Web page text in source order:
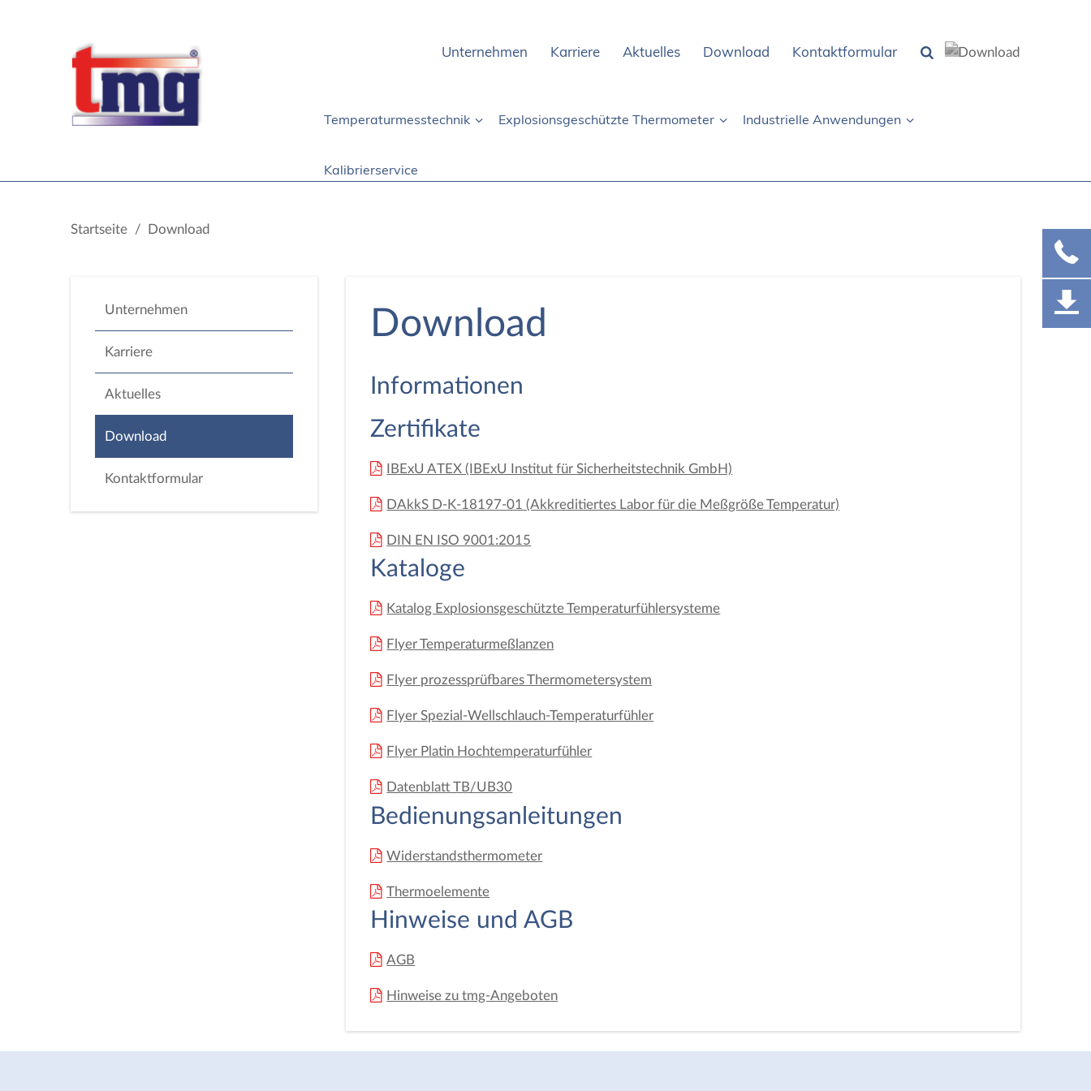
Unternehmen Karriere Aktuelles Download Kontaktformular
Temperaturmesstechnik Explosionsgeschützte Thermometer Industrielle Anwendungen
Kalibrierservice
Startseite / Download
Unternehmen
Karriere
Aktuelles
Download
Kontaktformular
Download
Informationen
Zertifikate
IBExU ATEX (IBExU Institut für Sicherheitstechnik GmbH)
DAkkS D-K-18197-01 (Akkreditiertes Labor für die Meßgröße Temperatur)
DIN EN ISO 9001:2015
Kataloge
Katalog Explosionsgeschützte Temperaturfühlersysteme
Flyer Temperaturmeßlanzen
Flyer prozessprüfbares Thermometersystem
Flyer Spezial-Wellschlauch-Temperaturfühler
Flyer Platin Hochtemperaturfühler
Datenblatt TB/UB30
Bedienungsanleitungen
Widerstandsthermometer
Thermoelemente
Hinweise und AGB
AGB
Hinweise zu tmg-Angeboten